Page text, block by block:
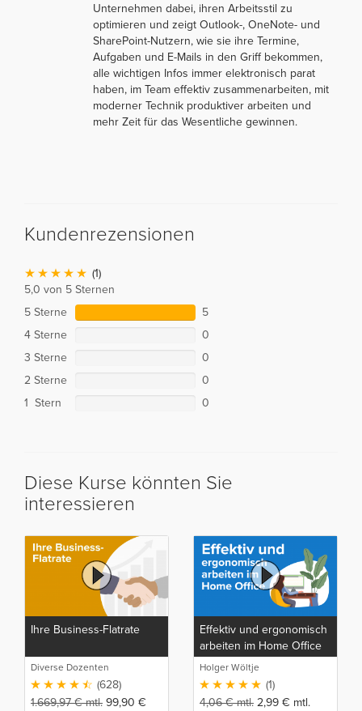
Unternehmen dabei, ihren Arbeitsstil zu
optimieren und zeigt Outlook-, OneNote- und
SharePoint-Nutzern, wie sie ihre Termine,
Aufgaben und E-Mails in den Griff bekommen,
alle wichtigen Infos immer elektronisch parat
haben, im Team effektiv zusammenarbeiten, mit
moderner Technik produktiver arbeiten und
mehr Zeit für das Wesentliche gewinnen.
Kundenrezensionen
(1)
5,0 von 5 Sternen
5 Sterne
5
4 Sterne
0
3 Sterne
0
2 Sterne
0
1 Stern
0
Diese Kurse könnten Sie
interessieren
Ihre Business-Flatrate
Diverse Dozenten
(628)
1.669,97€mtl. 99,90 €
Effektiv und ergonomisch
arbeiten im Home Office
Holger Wöltje
(1)
4,06€mtl. 2,99 € mtl.